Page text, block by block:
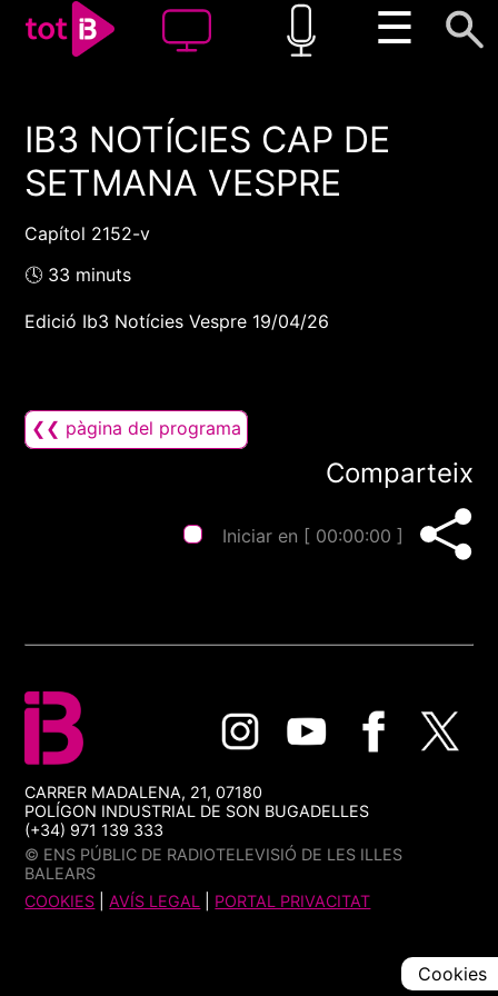
☰
00:00 00:00
1x
IB3 NOTÍCIES CAP DE
SETMANA VESPRE
Capítol 2152-v
🕓 33 minuts
Edició Ib3 Notícies Vespre 19/04/26
❮❮ pàgina del programa
Comparteix
Iniciar en [ 00:00:00 ]
CARRER MADALENA, 21, 07180
POLÍGON INDUSTRIAL DE SON BUGADELLES
(+34) 971 139 333
© ENS PÚBLIC DE RADIOTELEVISIÓ DE LES ILLES
BALEARS
COOKIES |AVÍS LEGAL PORTAL PRIVACITAT
Cookies